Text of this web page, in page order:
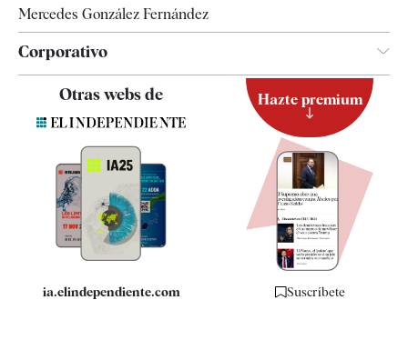
Mercedes González Fernández
Corporativo
Quiénes somos
Especificaciones
Otras webs de
ia.elindependiente.com
Hazte premium
Suscríbete